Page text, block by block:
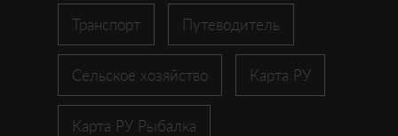
Транспорт Путеводитель
Сельское хозяйство Карта РУ
Карта РУ Рыбалка